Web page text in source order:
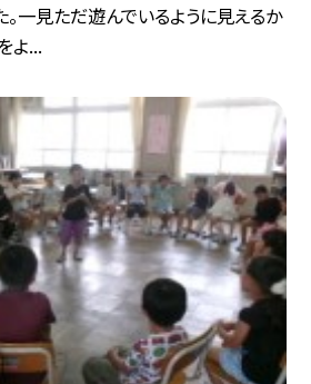
。一見ただ遊んでいるように見えるか
よ...